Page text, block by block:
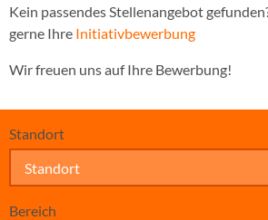
Kein passendes Stellenangebot
gerne Ihre Initiativbewerbung
Wir freuen uns auf Ihre Bewerbung!
Standort
Standort
Bereich